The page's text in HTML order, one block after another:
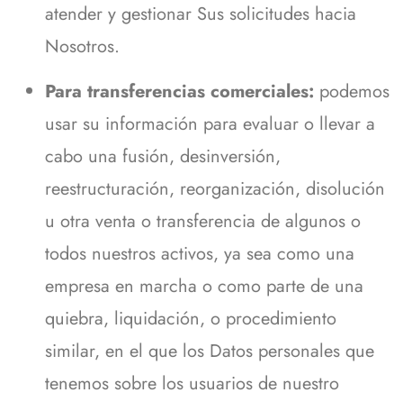
atender y gestionar Sus solicitudes hacia
Nosotros.
Para transferencias comerciales: podemos
usar su información para evaluar o llevar a
cabo una fusión, desinversión,
reestructuración, reorganización, disolución
u otra venta o transferencia de algunos o
todos nuestros activos, ya sea como una
empresa en marcha o como parte de una
quiebra, liquidación, o procedimiento
similar, en el que los Datos personales que
tenemos sobre los usuarios de nuestro